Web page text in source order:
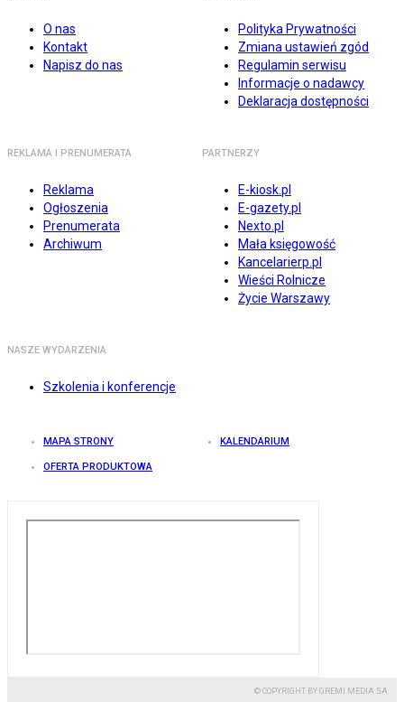
O nas
Kontakt
Napisz do nas
Polityka Prywatności
Zmiana ustawień zgód
Regulamin serwisu
Informacje o nadawcy
Deklaracja dostępności
REKLAMA I PRENUMERATA
Reklama
Ogłoszenia
Prenumerata
Archiwum
PARTNERZY
E-kiosk.pl
E-gazety.pl
Nexto.pl
Mała księgowość
Kancelarierp.pl
Wieści Rolnicze
Życie Warszawy
NASZE WYDARZENIA
Szkolenia i konferencje
MAPA STRONY KALENDARIUM
OFERTA PRODUKTOWA
© COPYRIGHT BY GREMI MEDIA SA